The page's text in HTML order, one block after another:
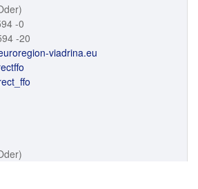
-0
-20
viadrina.eu